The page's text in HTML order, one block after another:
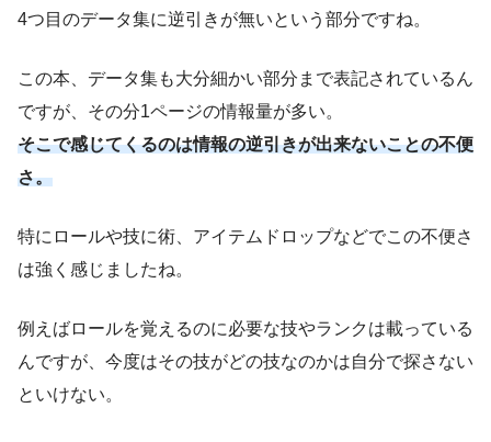
4つ目のデータ集に逆引きが無いという部分ですね。
この本、データ集も大分細かい部分まで表記されているん
ですが、その分1ページの情報量が多い。
そこで感じてくるのは情報の逆引きが出来ないことの不便
さ。
特にロールや技に術、アイテムドロップなどでこの不便さ
は強く感じましたね。
例えばロールを覚えるのに必要な技やランクは載っている
んですが、今度はその技がどの技なのかは自分で探さない
といけない。